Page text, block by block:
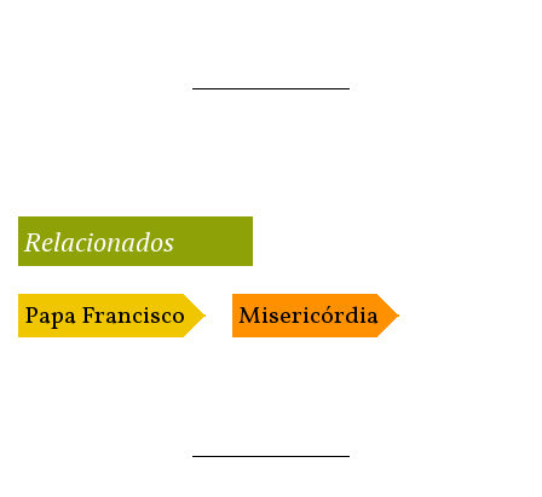
Relacionados
Papa Francisco Misericórdia